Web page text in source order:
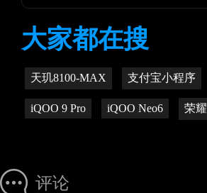
大家都在搜
天玑8100-MAX 支付宝小程序
iQOO 9 Pro iQOO Neo6 荣耀
评论